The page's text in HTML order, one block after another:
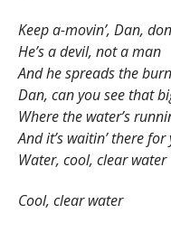
Keep a-movin’, Dan,
He’s a devil, not a man
And he spreads the
Dan, can you see that
Where the water’s
And it’s waitin’ there
Water, cool, clear water
Cool, clear water